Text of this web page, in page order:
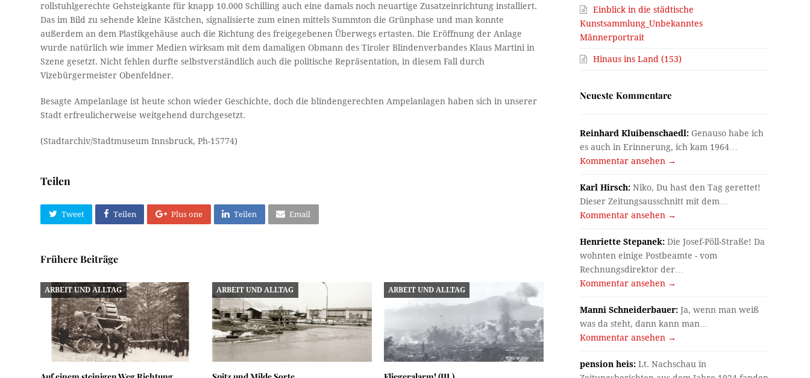
rollstuhlgerechte Gehsteigkante für knapp 10.000 Schilling auch eine damals noch neuartige Zusatzeinrichtung installiert.
Das im Bild zu sehende kleine Kästchen, signalisierte zum einen mittels Summton die Grünphase und man konnte
außerdem an dem Plastikgehäuse auch die Richtung des freigegebenen Überwegs ertasten. Die Eröffnung der Anlage
wurde natürlich wie immer Medien wirksam mit dem damaligen Obmann des Tiroler Blindenverbandes Klaus Martini in
Szene gesetzt. Nicht fehlen durfte selbstverständlich auch die politische Repräsentation, in diesem Fall durch
Vizebürgermeister Obenfeldner.
Besagte Ampelanlage ist heute schon wieder Geschichte, doch die blindengerechten Ampelanlagen haben sich in unserer
Stadt erfreulicherweise weitgehend durchgesetzt.
(Stadtarchiv/Stadtmuseum Innsbruck, Ph-15774)
Teilen
Tweet Teilen Plus one Teilen Email
Frühere Beiträge
ARBEIT UND ALLTAG ARBEIT UND ALLTAG ARBEIT UND ALLTAG
Einblick in die städtische
Kunstsammlung_Unbekanntes
Männerportrait
Hinaus ins Land (153)
Neueste Kommentare
Reinhard Kluibenschaedl: Genauso habe ich
es auch in Erinnerung, ich kam 1964…
Kommentar ansehen →
Karl Hirsch: Niko, Du hast den Tag gerettet!
Dieser Zeitungsausschnitt mit dem…
Kommentar ansehen →
Henriette Stepanek: Die Josef-Pöll-Straße! Da
wohnten einige Postbeamte - vom
Rechnungsdirektor der…
Kommentar ansehen →
Manni Schneiderbauer: Ja, wenn man weiß
was da steht, dann kann man…
Kommentar ansehen →
pension heis: Lt. Nachschau in